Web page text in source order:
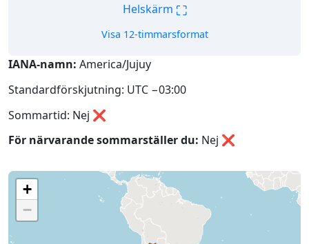
Helskärm ⛶
Visa 12-timmarsformat
IANA-namn: America/Jujuy
Standardförskjutning: UTC −03:00
Sommartid: Nej ❌
För närvarande sommarställer du: Nej ❌
+
−